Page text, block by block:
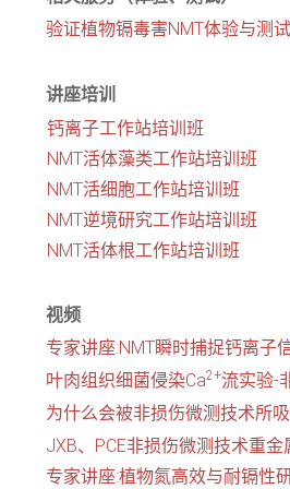
验证植物镉毒害NMT体验与测
讲座培训
钙离子工作站培训班
NMT活体藻类工作站培训班
NMT活细胞工作站培训班
NMT逆境研究工作站培训班
NMT活体根工作站培训班
视频
专家讲座:NMT瞬时捕捉钙离子
叶肉组织细菌侵染Ca2+流实验-
为什么会被非损伤微测技术所
JXB、PCE非损伤微测技术重金
专家讲座:植物氮高效与耐镉性